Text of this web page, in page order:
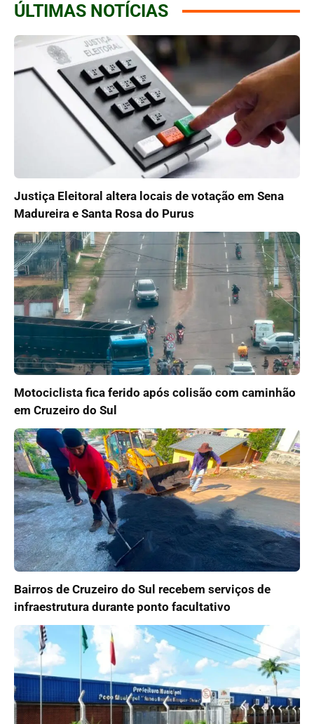
ÚLTIMAS NOTÍCIAS
Justiça Eleitoral altera locais de votação em Sena
Madureira e Santa Rosa do Purus
Motociclista fica ferido após colisão com caminhão
em Cruzeiro do Sul
Bairros de Cruzeiro do Sul recebem serviços de
infraestrutura durante ponto facultativo